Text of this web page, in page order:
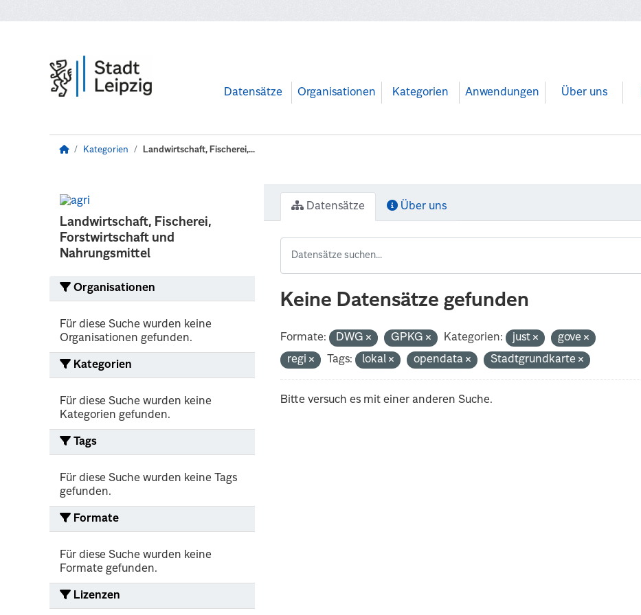
Datensätze Organisationen Kategorien Anwendungen Über uns
Kategorien Landwirtschaft, Fischerei,...
Landwirtschaft, Fischerei,
Forstwirtschaft und
Nahrungsmittel
Organisationen
Für diese Suche wurden keine
Organisationen gefunden.
Kategorien
Für diese Suche wurden keine
Kategorien gefunden.
Tags
Für diese Suche wurden keine Tags
gefunden.
Formate
Für diese Suche wurden keine
Formate gefunden.
Lizenzen
Datensätze Über uns
Keine Datensätze gefunden
Formate: DWG GPKG Kategorien: just
gove
regi
Tags: lokal opendata Stadtgrundkarte
Bitte versuch es mit einer anderen Suche.